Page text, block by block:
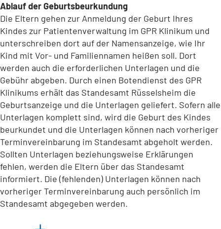
Ablauf der Geburtsbeurkundung
Die Eltern gehen zur Anmeldung der Geburt Ihres
Kindes zur Patientenverwaltung im GPR Klinikum und
unterschreiben dort auf der Namensanzeige, wie Ihr
Kind mit Vor- und Familiennamen heißen soll. Dort
werden auch die erforderlichen Unterlagen und die
Gebühr abgeben. Durch einen Botendienst des GPR
Klinikums erhält das Standesamt Rüsselsheim die
Geburtsanzeige und die Unterlagen geliefert. Sofern alle
Unterlagen komplett sind, wird die Geburt des Kindes
beurkundet und die Unterlagen können nach vorheriger
Terminvereinbarung im Standesamt abgeholt werden.
Sollten Unterlagen beziehungsweise Erklärungen
fehlen, werden die Eltern über das Standesamt
informiert. Die (fehlenden) Unterlagen können nach
vorheriger Terminvereinbarung auch persönlich im
Standesamt abgegeben werden.